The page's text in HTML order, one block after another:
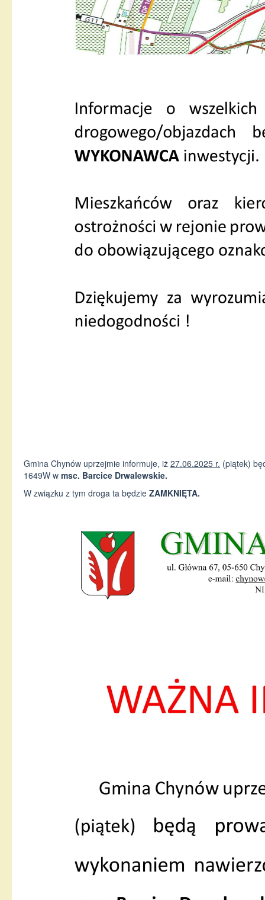
Gmina Chynów uprzejmie informuje, iż 27.06.2025 r. (piątek)
1649W w msc. Barcice Drwalewskie.
W związku z tym droga ta będzie ZAMKNIĘTA.